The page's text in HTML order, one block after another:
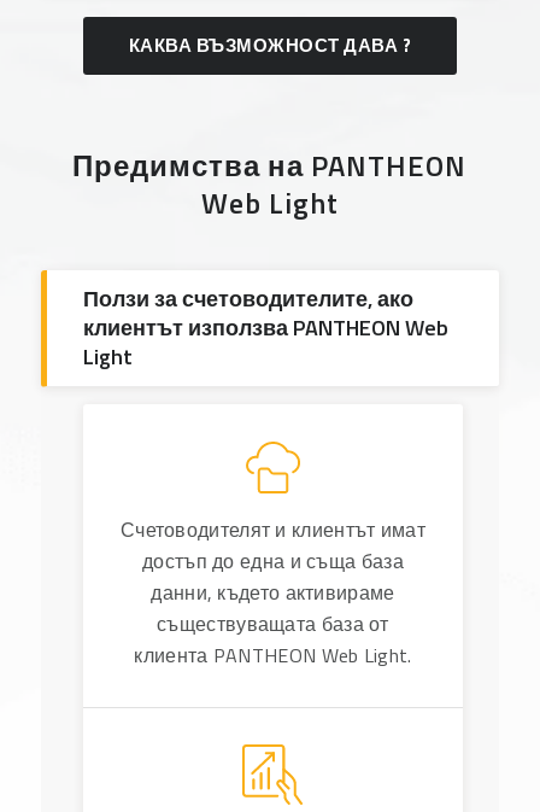
КАКВА ВЪЗМОЖНОСТ ДАВА ?
Предимства на PANTHEON
Web Light
Ползи за счетоводителите, ако
клиентът използва PANTHEON Web
Light
Счетоводителят и клиентът имат
достъп до една и съща база
данни, където активираме
съществуващата база от
клиента PANTHEON Web Light.